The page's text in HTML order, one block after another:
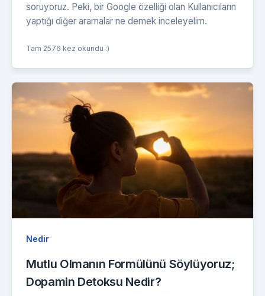
soruyoruz. Peki, bir Google özelliği olan Kullanıcıların
yaptığı diğer aramalar ne demek inceleyelim.
Tam 2576 kez okundu :)
Nedir
Mutlu Olmanın Formülünü Söylüyoruz;
Dopamin Detoksu Nedir?